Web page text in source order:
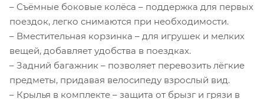
– Съёмные боковые колёса – поддержка для первых
поездок, легко снимаются при необходимости.
– Вместительная корзинка – для игрушек и мелких
вещей, добавляет удобства в поездках.
– Задний багажник – позволяет перевозить лёгкие
предметы, придавая велосипеду взрослый вид.
– Крылья в комплекте – защита от брызг и грязи в